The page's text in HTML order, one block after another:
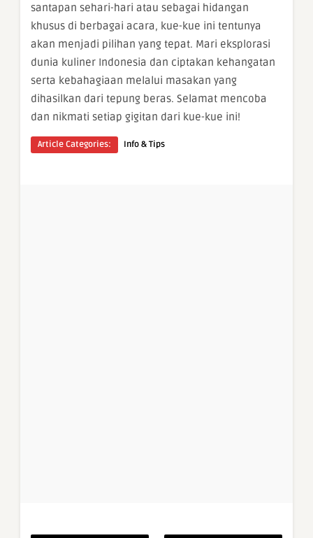
santapan sehari-hari atau sebagai hidangan
khusus di berbagai acara, kue-kue ini tentunya
akan menjadi pilihan yang tepat. Mari eksplorasi
dunia kuliner Indonesia dan ciptakan kehangatan
serta kebahagiaan melalui masakan yang
dihasilkan dari tepung beras. Selamat mencoba
dan nikmati setiap gigitan dari kue-kue ini!
Article Categories: Info & Tips